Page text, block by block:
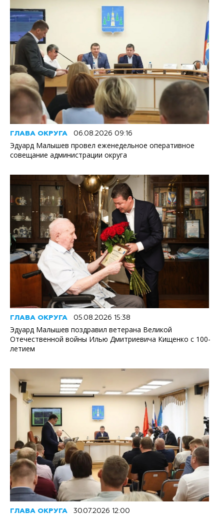
ГЛАВА ОКРУГА 06.08.2026 09:16
Эдуард Малышев провел еженедельное оперативное
совещание администрации округа
ГЛАВА ОКРУГА 05.08.2026 15:38
Эдуард Малышев поздравил ветерана Великой
Отечественной войны Илью Дмитриевича Кищенко с 100-
летием
ГЛАВА ОКРУГА 30.07.2026 12:00